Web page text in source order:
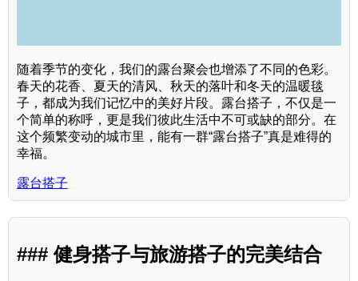
随着季节的变化，我们的露台聚会也增添了不同的色彩。
春天的花香、夏天的清风、秋天的落叶和冬天的温暖毯
子，都成为我们记忆中的美好片段。露台搭子，不仅是一
个简单的称呼，更是我们彼此生活中不可或缺的部分。在
这个频繁变动的城市里，能有一群“露台搭子”真是难得的
幸福。
露台搭子
### 健身搭子与旅游搭子的完美结合